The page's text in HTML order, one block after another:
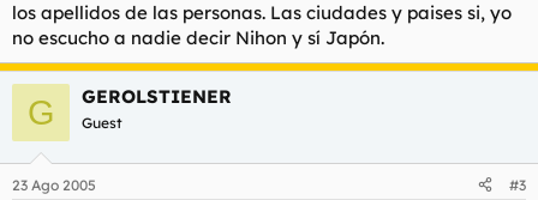
los apellidos de las personas. Las ciudades y paises si, yo
no escucho a nadie decir Nihon y sí Japón.
G GEROLSTIENER
Guest
23 Ago 2005 #3